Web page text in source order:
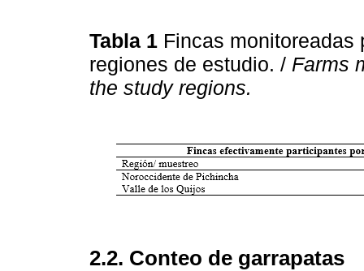
Tabla 1 Fincas monitoreadas
regiones de estudio. / Farms
the study regions.
2.2. Conteo de garrapatas